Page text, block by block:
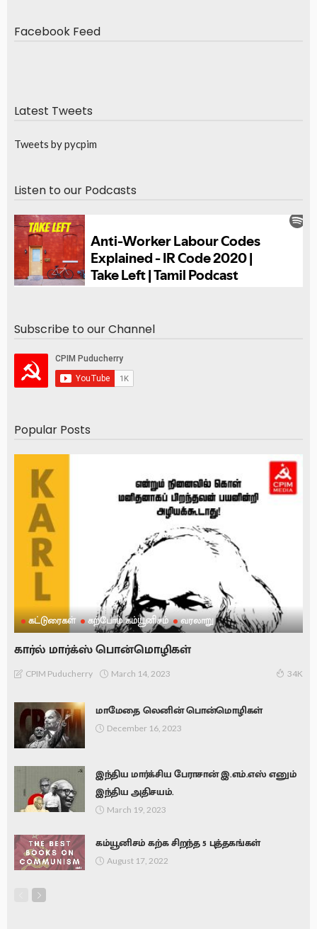
Facebook Feed
Latest Tweets
Tweets by pycpim
Listen to our Podcasts
Subscribe to our Channel
Popular Posts
கட்டுரைகள் கற்போம் கம்யூனிசம் வரலாறு
கார்ல் மார்க்ஸ் பொன்மொழிகள்
CPIM Puducherry March 14, 2023 34K
மாமேதை லெனின் பொன்மொழிகள்
December 16, 2023
இந்திய மார்க்சிய பேராசான் இ.எம்.எஸ் எனும்
இந்திய அதிசயம்.
March 19, 2023
கம்யூனிசம் கற்க சிறந்த 5 புத்தகங்கள்
August 17, 2022